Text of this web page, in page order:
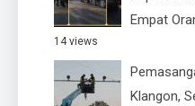
Empat
14 views
Klangon,